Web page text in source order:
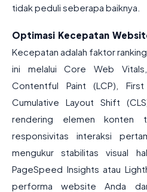
tidak peduli seberapa baiknya.
Optimasi Kecepatan
Kecepatan adalah faktor
ini melalui Core Web
Contentful Paint (LCP),
Cumulative Layout Shift
rendering elemen konten
responsivitas interaksi
mengukur stabilitas visual
PageSpeed Insights atau
performa website Anda